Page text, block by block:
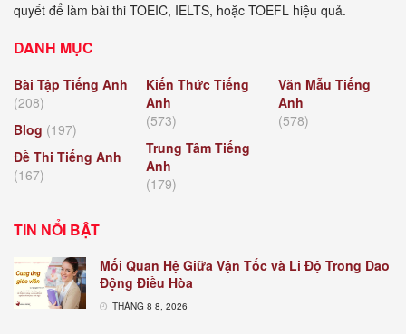
quyết để làm bài thi TOEIC, IELTS, hoặc TOEFL hiệu quả.
DANH MỤC
Bài Tập Tiếng Anh
(208)
Blog (197)
Đề Thi Tiếng Anh
(167)
Kiến Thức Tiếng
Anh
(573)
Trung Tâm Tiếng
Anh
(179)
Văn Mẫu Tiếng
Anh
(578)
TIN NỔI BẬT
Mối Quan Hệ Giữa Vận Tốc và Li Độ Trong Dao
Động Điều Hòa
THÁNG 8 8, 2026